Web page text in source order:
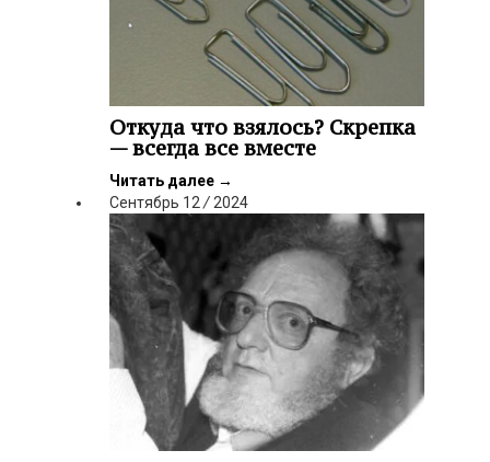
Откуда что взялось? Скрепка
— всегда все вместе
Читать далее →
Сентябрь 12/2024